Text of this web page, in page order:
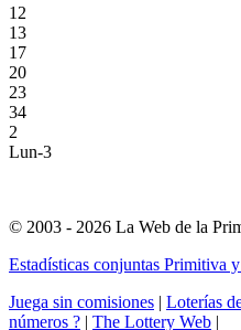
12
13
17
20
23
34
2
Lun-3
© 2003 - 2026 La Web de la
Estadísticas conjuntas Primitiva
Juega sin comisiones | Loterías
números ? | The Lottery Web |